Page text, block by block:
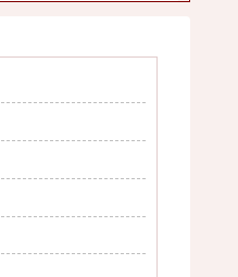
待ったなし！他
の好感度調査の結果...